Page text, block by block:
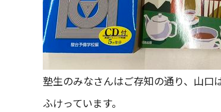
塾生のみなさんはご存知の通り、山口
ふけっています。